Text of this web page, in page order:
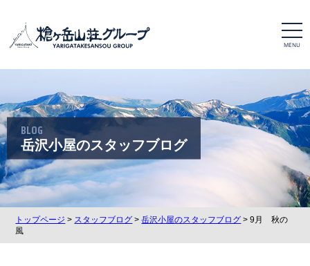
t
o
g
l
n
a
v
g
a
o
n
BLOG
岳沢小屋のスタッフブログ
トップページ > スタッフブログ >岳沢小屋のスタッフブログ > 9月 秋の
風